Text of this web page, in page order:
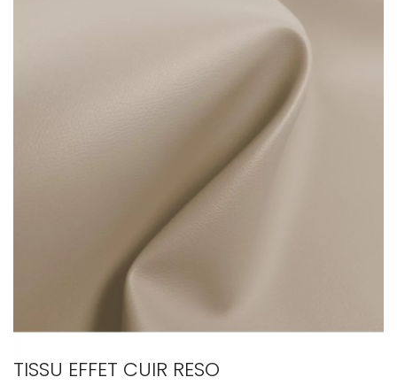
TISSU EFFET CUIR RESO